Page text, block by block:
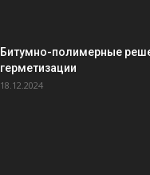
Битумно-полимерные
герметизации
18.12.2024